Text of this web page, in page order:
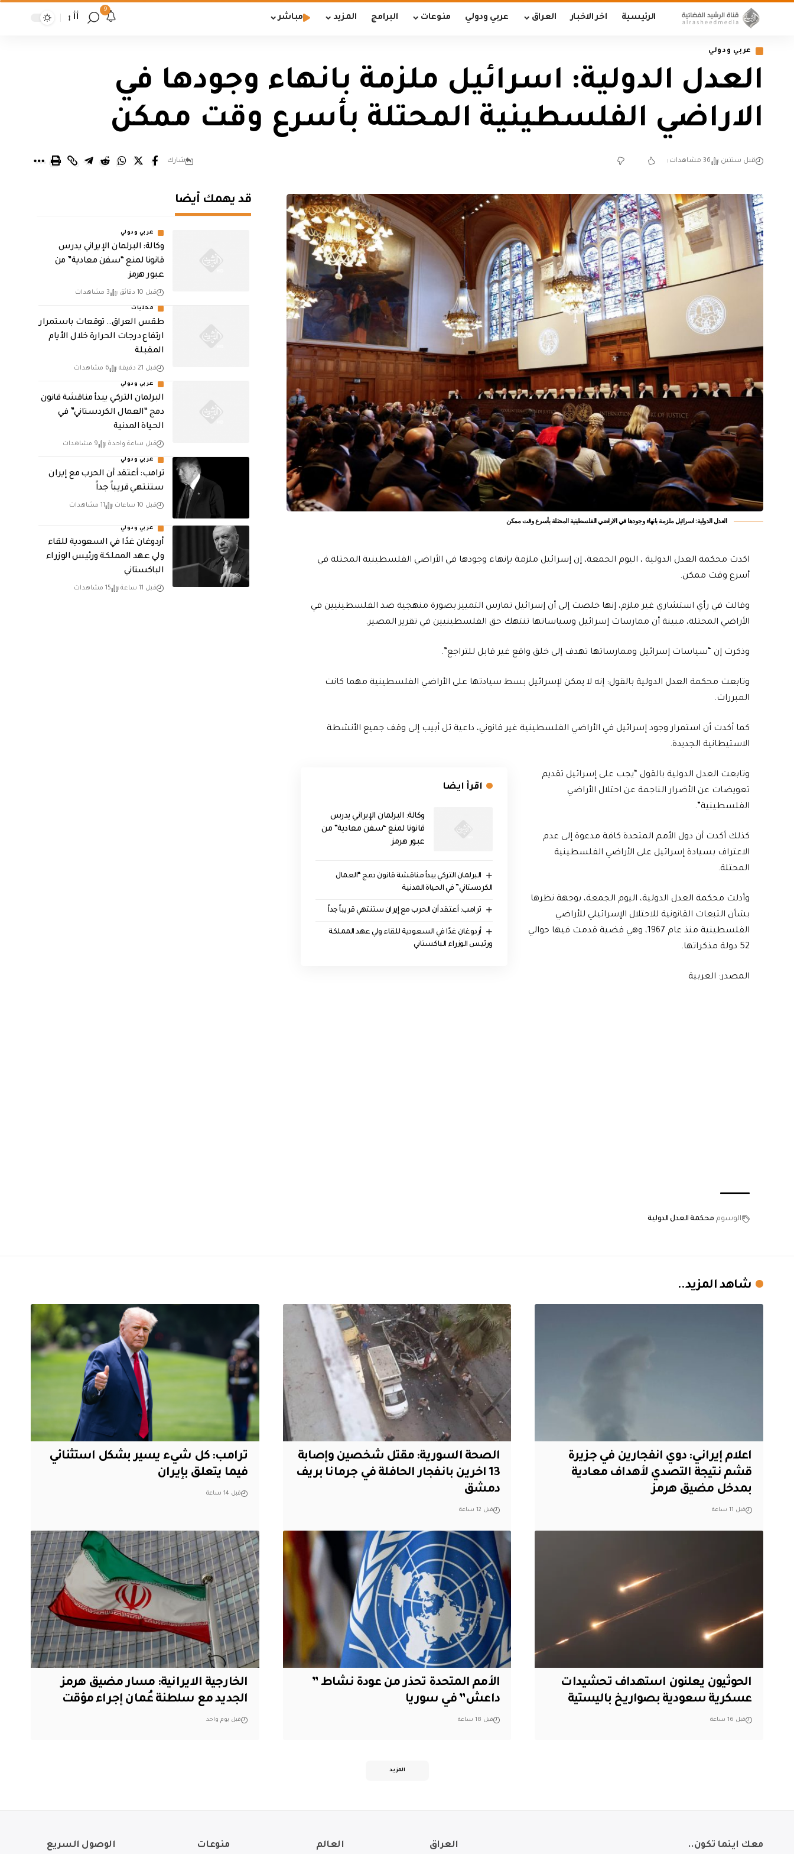
الرئيسية اخر الاخبار العراق عربي ودولي منوعات البرامج المزيد مباشر
9
أأ
عربي ودولي
العدل الدولية: اسرائيل ملزمة بانهاء وجودها في
الاراضي الفلسطينية المحتلة بأسرع وقت ممكن
قبل سنتين 36 مشاهدات شارك
العدل الدولية: اسرائيل ملزمة بانهاء وجودها في الاراضي الفلسطينية المحتلة بأسرع وقت ممكن
اكدت محكمة العدل الدولية ، اليوم الجمعة، إن إسرائيل ملزمة بإنهاء وجودها في الأراضي الفلسطينية المحتلة في
أسرع وقت ممكن.
وقالت في رأي استشاري غير ملزم، إنها خلصت إلى أن إسرائيل تمارس التمييز بصورة منهجية ضد الفلسطينيين في
الأراضي المحتلة، مبينة أن ممارسات إسرائيل وسياساتها تنتهك حق الفلسطينيين في تقرير المصير.
وذكرت إن “سياسات إسرائيل وممارساتها تهدف إلى خلق واقع غير قابل للتراجع”.
وتابعت محكمة العدل الدولية بالقول: إنه لا يمكن لإسرائيل بسط سيادتها على الأراضي الفلسطينية مهما كانت
المبررات.
كما أكدت أن استمرار وجود إسرائيل في الأراضي الفلسطينية غير قانوني، داعية تل أبيب إلى وقف جميع الأنشطة
الاستيطانية الجديدة.
اقرأ ايضا
وكالة: البرلمان الإيراني يدرس
قانونا لمنع “سفن معادية” من
عبور هرمز
البرلمان التركي يبدأ مناقشة قانون دمج “العمال
الكردستاني” في الحياة المدنية
‏ترامب: أعتقد أن الحرب مع إيران ستنتهي قريباً جداً
أردوغان غدًا في السعودية للقاء ولي عهد المملكة
ورئيس الوزراء الباكستاني
وتابعت العدل الدولية بالقول “يجب على إسرائيل تقديم
تعويضات عن الأضرار الناجمة عن احتلال الأراضي
الفلسطينية”.
كذلك أكدت أن دول الأمم المتحدة كافة مدعوة إلى عدم
الاعتراف بسيادة إسرائيل على الأراضي الفلسطينية
المحتلة.
وأدلت محكمة العدل الدولية، اليوم الجمعة، بوجهة نظرها
بشأن التبعات القانونية للاحتلال الإسرائيلي للأراضي
الفلسطينية منذ عام 1967، وهي قضية قدمت فيها حوالي
52 دولة مذكراتها.
المصدر: العربية
الوسوم محكمة العدل الدولية
قد يهمك أيضا
عربي ودولي
وكالة: البرلمان الإيراني يدرس
قانونا لمنع “سفن معادية” من
عبور هرمز
قبل 10 دقائق 3 مشاهدات
محليات
طقس العراق.. توقعات باستمرار
ارتفاع درجات الحرارة خلال الأيام
المقبلة
قبل 21 دقيقة 6 مشاهدات
عربي ودولي
البرلمان التركي يبدأ مناقشة قانون
دمج “العمال الكردستاني” في
الحياة المدنية
قبل ساعة واحدة 9 مشاهدات
عربي ودولي
‏ترامب: أعتقد أن الحرب مع إيران
ستنتهي قريباً جداً
قبل 10 ساعات 11 مشاهدات
عربي ودولي
أردوغان غدًا في السعودية للقاء
ولي عهد المملكة ورئيس الوزراء
الباكستاني
قبل 11 ساعة 15 مشاهدات
شاهد المزيد..
اعلام إيراني: دوي انفجارين في جزيرة
قشم نتيجة التصدي لأهداف معادية
بمدخل مضيق هرمز
قبل 11 ساعة
الصحة السورية: مقتل شخصين وإصابة
13 اخرين بانفجار الحافلة في جرمانا بريف
دمشق
قبل 12 ساعة
ترامب: كل شيء يسير بشكل استثنائي
فيما يتعلق بإيران
قبل 14 ساعة
الحوثيون يعلنون استهداف تحشيدات
عسكرية سعودية بصواريخ باليستية
قبل 16 ساعة
الأمم المتحدة تحذر من عودة نشاط ”
داعش” في سوريا
قبل 18 ساعة
الخارجية الايرانية: مسار مضيق هرمز
الجديد مع سلطنة عُمان إجراء مؤقت
قبل يوم واحد
المزيد
معك اينما تكون.. العراق العالم منوعات الوصول السريع